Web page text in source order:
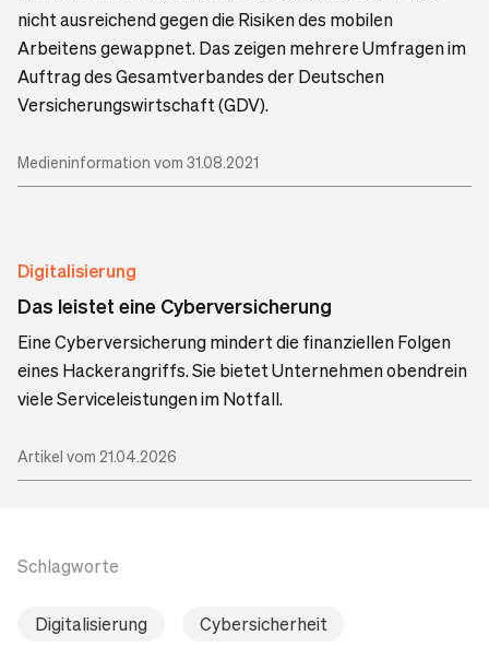
nicht ausreichend gegen die Risiken des mobilen
Arbeitens gewappnet. Das zeigen mehrere Umfragen im
Auftrag des Gesamtverbandes der Deutschen
Versicherungswirtschaft (GDV).
Medieninformation vom 31.08.2021
Digitalisierung
Das leistet eine Cyberversicherung
Eine Cyberversicherung mindert die finanziellen Folgen
eines Hackerangriffs. Sie bietet Unternehmen obendrein
viele Serviceleistungen im Notfall.
Artikel vom 21.04.2026
Schlagworte
Digitalisierung Cybersicherheit